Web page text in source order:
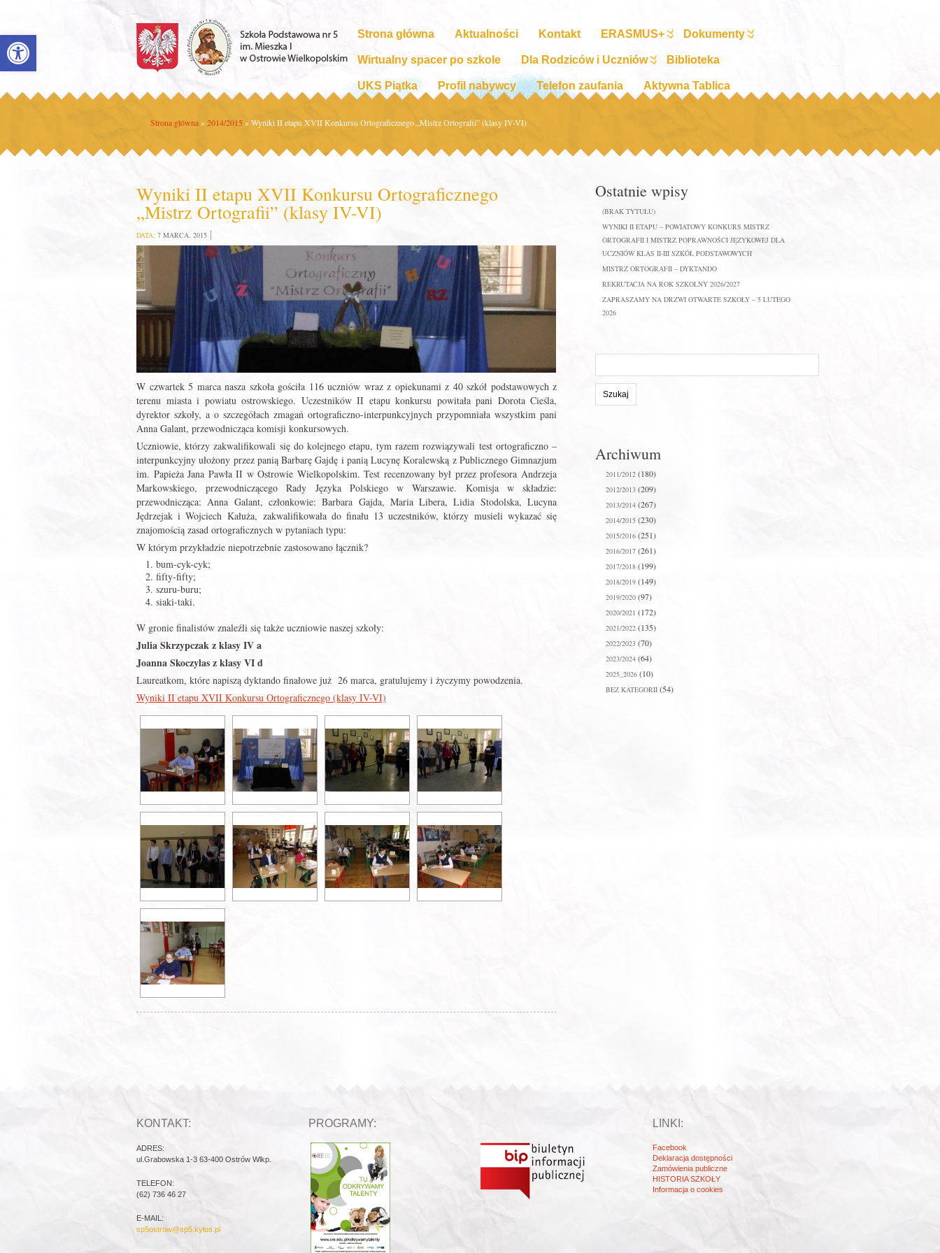
Open toolbar Strona główna Aktualności Kontakt ERASMUS+ Dokumenty
Wirtualny spacer po szkole Dla Rodziców i Uczniów Biblioteka
UKS Piątka Profil nabywcy Telefon zaufania Aktywna Tablica
Strona główna»2014/2015 »Wyniki II etapu XVII Konkursu Ortograficznego „Mistrz Ortografii” (klasy IV-VI)
Wyniki II etapu XVII Konkursu Ortograficznego
„Mistrz Ortografii” (klasy IV-VI)
DATA: 7 MARCA, 2015
W czwartek 5 marca nasza szkoła gościła 116 uczniów wraz z opiekunami z 40 szkół podstawowych z
terenu miasta i powiatu ostrowskiego. Uczestników II etapu konkursu powitała pani Dorota Cieśla,
dyrektor szkoły, a o szczegółach zmagań ortograficzno-interpunkcyjnych przypomniała wszystkim pani
Anna Galant, przewodnicząca komisji konkursowych.
Uczniowie, którzy zakwalifikowali się do kolejnego etapu, tym razem rozwiązywali test ortograficzno –
interpunkcyjny ułożony przez panią Barbarę Gajdę i panią Lucynę Koralewską z Publicznego Gimnazjum
im. Papieża Jana Pawła II w Ostrowie Wielkopolskim. Test recenzowany był przez profesora Andrzeja
Markowskiego, przewodniczącego Rady Języka Polskiego w Warszawie. Komisja w składzie:
przewodnicząca: Anna Galant, członkowie: Barbara Gajda, Maria Libera, Lidia Stodolska, Lucyna
Jędrzejak i Wojciech Kałuża, zakwalifikowała do finału 13 uczestników, którzy musieli wykazać się
znajomością zasad ortograficznych w pytaniach typu:
W którym przykładzie niepotrzebnie zastosowano łącznik?
bum-cyk-cyk;
fifty-fifty;
szuru-buru;
siaki-taki.
W gronie finalistów znaleźli się także uczniowie naszej szkoły:
Julia Skrzypczak z klasy IV a
Joanna Skoczylas z klasy VI d
Laureatkom, które napiszą dyktando finałowe już 26 marca, gratulujemy i życzymy powodzenia.
Wyniki II etapu XVII Konkursu Ortograficznego (klasy IV-VI)
Ostatnie wpisy
(BRAK TYTUŁU)
WYNIKI II ETAPU – POWIATOWY KONKURS MISTRZ
ORTOGRAFII I MISTRZ POPRAWNOŚCI JĘZYKOWEJ DLA
UCZNIÓW KLAS II-III SZKÓŁ PODSTAWOWYCH
MISTRZ ORTOGRAFII – DYKTANDO
REKRUTACJA NA ROK SZKOLNY 2026/2027
ZAPRASZAMY NA DRZWI OTWARTE SZKOŁY – 5 LUTEGO
2026
stronie:
Archiwum
2011/2012 (180)
2012/2013 (209)
2013/2014 (267)
2014/2015 (230)
2015/2016 (251)
2016/2017 (261)
2017/2018 (199)
2018/2019 (149)
2019/2020 (97)
2020/2021 (172)
2021/2022 (135)
2022/2023 (70)
2023/2024 (64)
2025_2026 (10)
BEZ KATEGORII (54)
KONTAKT:
ADRES:
ul.Grabowska 1-3 63-400 Ostrów Wlkp.
TELEFON:
(62) 736 46 27
E-MAIL:
sp5ostrow@sp5.kylos.pl
PROGRAMY: LINKI:
Facebook
Deklaracja dostępności
Zamówienia publiczne
HISTORIA SZKOŁY
Informacja o cookies